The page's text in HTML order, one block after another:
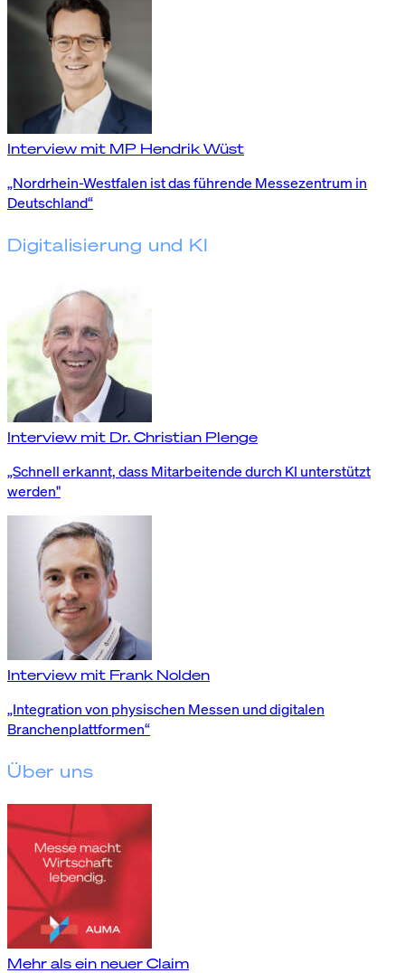
Interview mit MP Hendrik Wüst
„Nordrhein-Westfalen ist das führende Messezentrum in
Deutschland“
Digitalisierung und KI
Interview mit Dr. Christian Plenge
„Schnell erkannt, dass Mitarbeitende durch KI unterstützt
werden"
Interview mit Frank Nolden
„Integration von physischen Messen und digitalen
Branchenplattformen“
Über uns
Mehr als ein neuer Claim